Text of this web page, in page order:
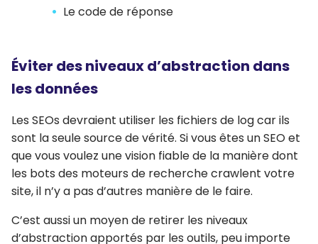
Le code de réponse
Éviter des niveaux d’abstraction dans
les données
Les SEOs devraient utiliser les fichiers de log car ils
sont la seule source de vérité. Si vous êtes un SEO et
que vous voulez une vision fiable de la manière dont
les bots des moteurs de recherche crawlent votre
site, il n’y a pas d’autres manière de le faire.
C’est aussi un moyen de retirer les niveaux
d’abstraction apportés par les outils, peu importe